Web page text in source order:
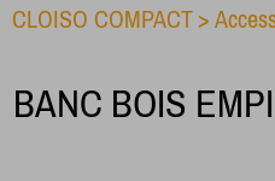
CLOISO COMPACT >
BANC BOIS